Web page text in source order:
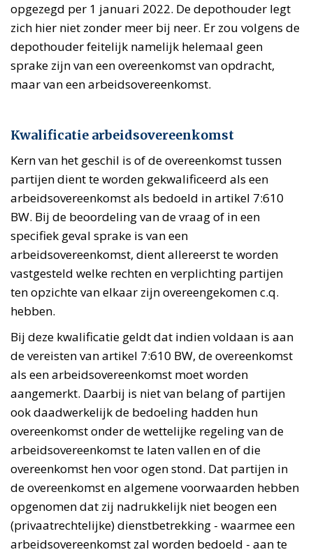
opgezegd per 1 januari 2022. De depothouder legt
zich hier niet zonder meer bij neer. Er zou volgens de
depothouder feitelijk namelijk helemaal geen
sprake zijn van een overeenkomst van opdracht,
maar van een arbeidsovereenkomst.
Kwalificatie arbeidsovereenkomst
Kern van het geschil is of de overeenkomst tussen
partijen dient te worden gekwalificeerd als een
arbeidsovereenkomst als bedoeld in artikel 7:610
BW. Bij de beoordeling van de vraag of in een
specifiek geval sprake is van een
arbeidsovereenkomst, dient allereerst te worden
vastgesteld welke rechten en verplichting partijen
ten opzichte van elkaar zijn overeengekomen c.q.
hebben.
Bij deze kwalificatie geldt dat indien voldaan is aan
de vereisten van artikel 7:610 BW, de overeenkomst
als een arbeidsovereenkomst moet worden
aangemerkt. Daarbij is niet van belang of partijen
ook daadwerkelijk de bedoeling hadden hun
overeenkomst onder de wettelijke regeling van de
arbeidsovereenkomst te laten vallen en of die
overeenkomst hen voor ogen stond. Dat partijen in
de overeenkomst en algemene voorwaarden hebben
opgenomen dat zij nadrukkelijk niet beogen een
(privaatrechtelijke) dienstbetrekking - waarmee een
arbeidsovereenkomst zal worden bedoeld - aan te